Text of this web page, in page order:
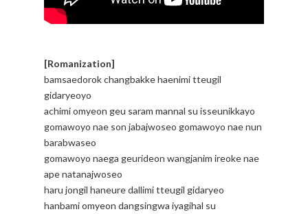
[Romanization]
bamsaedorok changbakke haenimi tteugil
gidaryeoyo
achimi omyeon geu saram mannal su isseunikkayo
gomawoyo nae son jabajwoseo gomawoyo nae nun
barabwaseo
gomawoyo naega geurideon wangjanim ireoke nae
ape natanajwoseo
haru jongil haneure dallimi tteugil gidaryeo
hanbami omyeon dangsingwa iyagihal su